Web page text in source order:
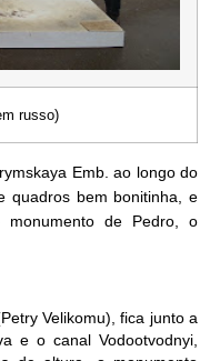
russo)
Emb. ao longo do
quadros bem bonitinha, e
monumento de Pedro, o
Velikomu), fica junto a
e o canal Vodootvodnyi,